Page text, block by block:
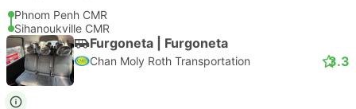
Phnom Penh CMR
Sihanoukville CMR
Furgoneta | Furgoneta
Chan Moly Roth Transportation 3.3